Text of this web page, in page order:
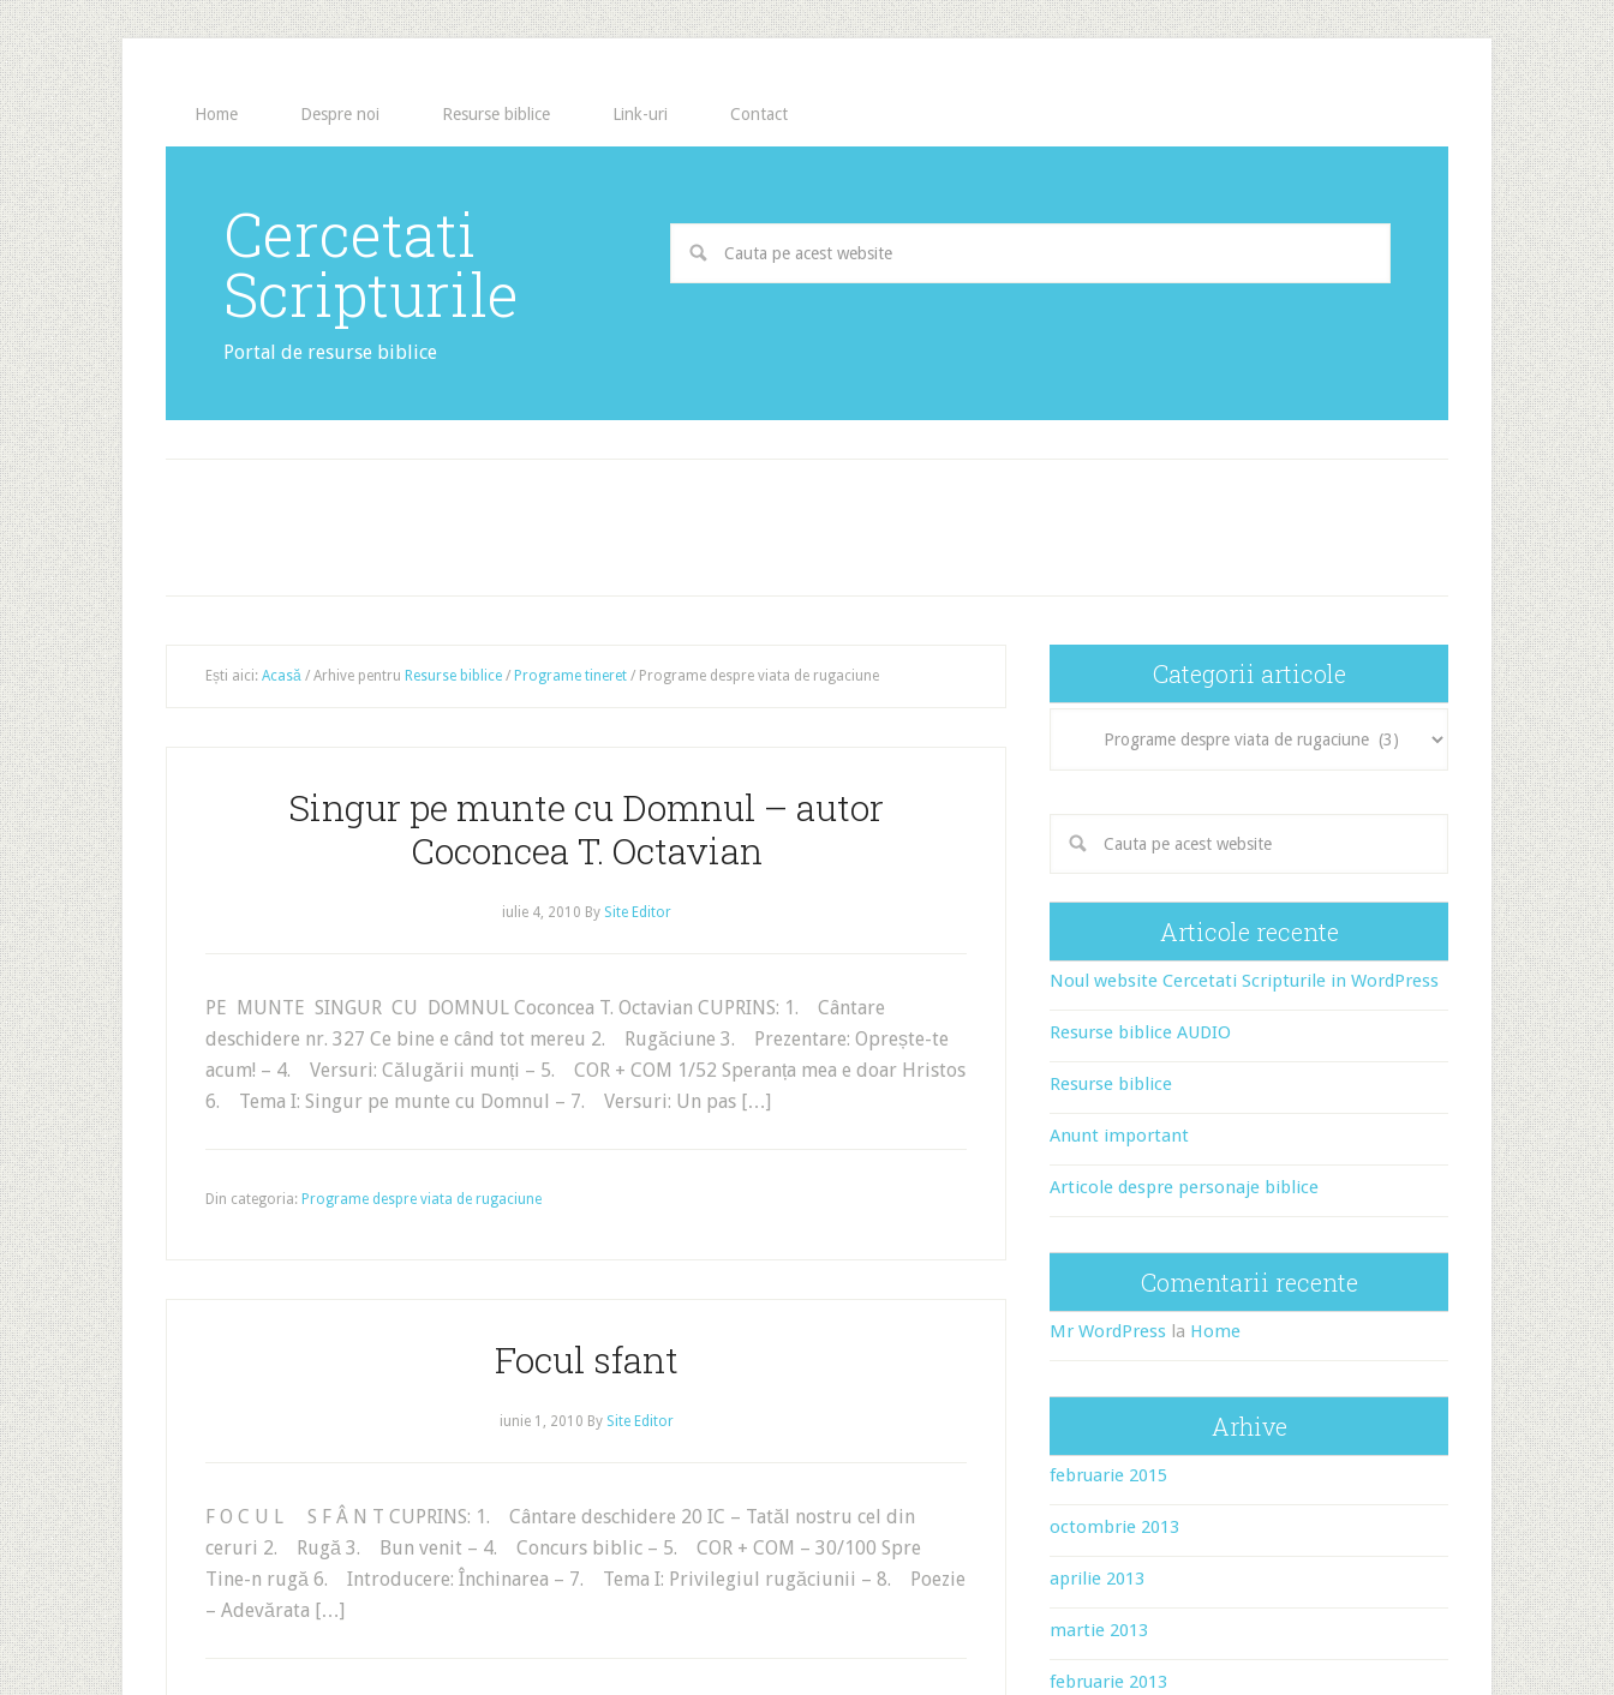
Home Despre noi Resurse biblice Link-uri Contact
Cercetati
Scripturile
Portal de resurse biblice
Ești aici: Acasă / Arhive pentru Resurse biblice / Programe tineret / Programe despre viata de rugaciune
Singur pe munte cu Domnul – autor
Coconcea T. Octavian
iulie 4, 2010 By Site Editor
PE MUNTE SINGUR CU DOMNUL Coconcea T. Octavian CUPRINS: 1. Cântare
deschidere nr. 327 Ce bine e când tot mereu 2. Rugăciune 3. Prezentare: Oprește-te
acum! – 4. Versuri: Călugării munți – 5. COR + COM 1/52 Speranța mea e doar Hristos
6. Tema I: Singur pe munte cu Domnul – 7. Versuri: Un pas […]
Din categoria: Programe despre viata de rugaciune
Focul sfant
iunie 1, 2010 By Site Editor
F O C U L S F Â N T CUPRINS: 1. Cântare deschidere 20 IC – Tatăl nostru cel din
ceruri 2. Rugă 3. Bun venit – 4. Concurs biblic – 5. COR + COM – 30/100 Spre
Tine-n rugă 6. Introducere: Închinarea – 7. Tema I: Privilegiul rugăciunii – 8. Poezie
– Adevărata […]
Categorii articole
articole
Articole recente
Noul website Cercetati Scripturile in WordPress
Resurse biblice AUDIO
Resurse biblice
Anunt important
Articole despre personaje biblice
Comentarii recente
Mr WordPress la Home
Arhive
februarie 2015
octombrie 2013
aprilie 2013
martie 2013
februarie 2013